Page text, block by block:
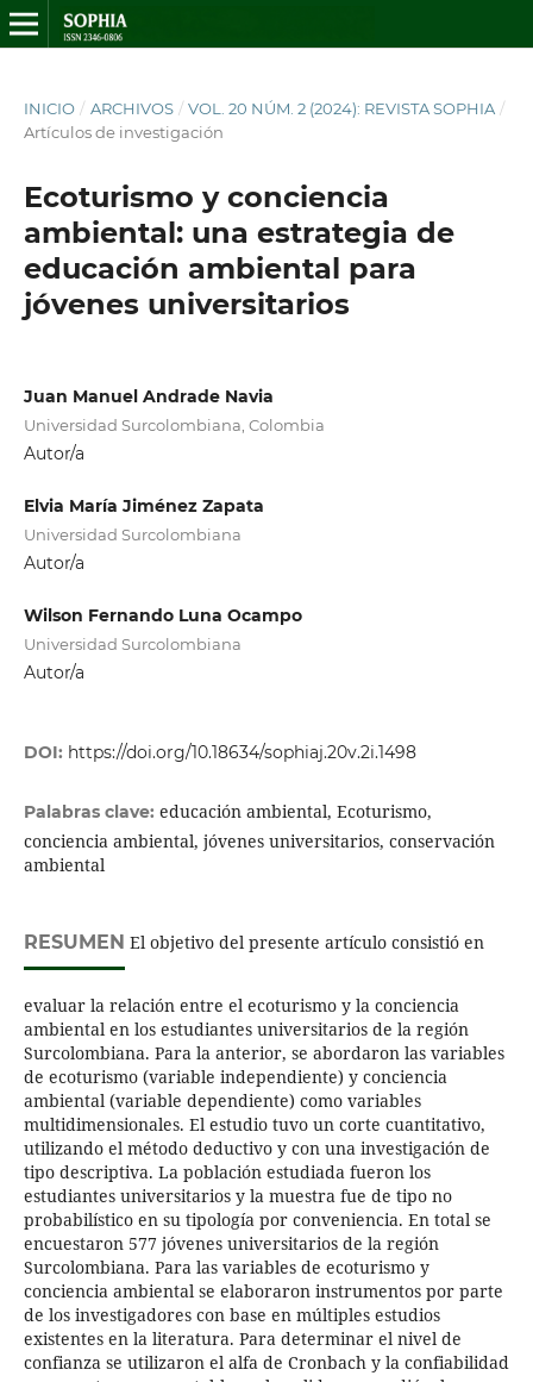
INICIO / ARCHIVOS / VOL. 20 NÚM. 2 (2024): REVISTA SOPHIA /
Artículos de investigación
Ecoturismo y conciencia
ambiental: una estrategia de
educación ambiental para
jóvenes universitarios
Juan Manuel Andrade Navia
Universidad Surcolombiana, Colombia
Autor/a
Elvia María Jiménez Zapata
Universidad Surcolombiana
Autor/a
Wilson Fernando Luna Ocampo
Universidad Surcolombiana
Autor/a
DOI: https://doi.org/10.18634/sophiaj.20v.2i.1498
Palabras clave: educación ambiental, Ecoturismo,
conciencia ambiental, jóvenes universitarios, conservación
ambiental
RESUMEN El objetivo del presente artículo consistió en
evaluar la relación entre el ecoturismo y la conciencia
ambiental en los estudiantes universitarios de la región
Surcolombiana. Para la anterior, se abordaron las variables
de ecoturismo (variable independiente) y conciencia
ambiental (variable dependiente) como variables
multidimensionales. El estudio tuvo un corte cuantitativo,
utilizando el método deductivo y con una investigación de
tipo descriptiva. La población estudiada fueron los
estudiantes universitarios y la muestra fue de tipo no
probabilístico en su tipología por conveniencia. En total se
encuestaron 577 jóvenes universitarios de la región
Surcolombiana. Para las variables de ecoturismo y
conciencia ambiental se elaboraron instrumentos por parte
de los investigadores con base en múltiples estudios
existentes en la literatura. Para determinar el nivel de
confianza se utilizaron el alfa de Cronbach y la confiabilidad